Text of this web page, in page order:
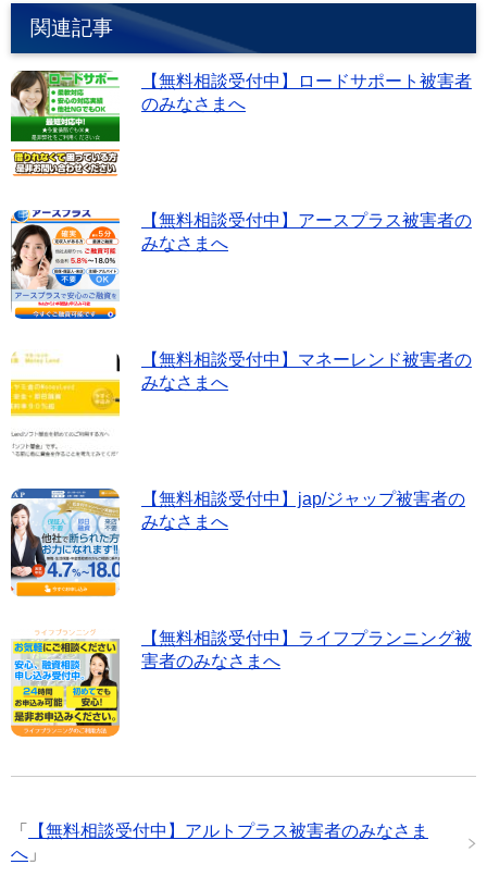
o
o
k
関連記事
【無料相談受付中】ロードサポート被害者
のみなさまへ
【無料相談受付中】アースプラス被害者の
みなさまへ
【無料相談受付中】マネーレンド被害者の
みなさまへ
【無料相談受付中】jap/ジャップ被害者の
みなさまへ
【無料相談受付中】ライフプランニング被
害者のみなさまへ
「
【無料相談受付中】アルトプラス被害者のみなさま
へ 」